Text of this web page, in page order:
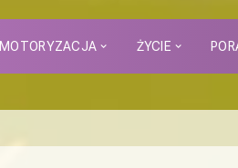
MOTORYZACJA ŻYCIE